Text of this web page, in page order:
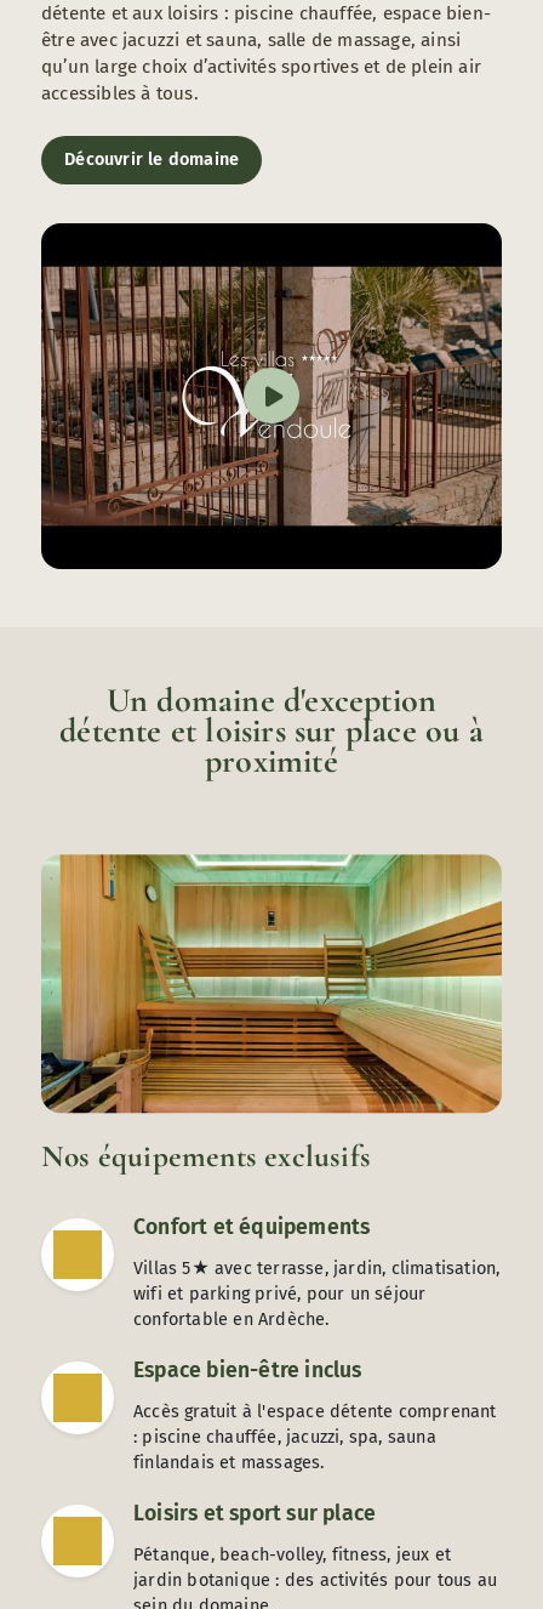
détente et aux loisirs : piscine chauffée, espace bien-
être avec jacuzzi et sauna, salle de massage, ainsi
qu’un large choix d’activités sportives et de plein air
accessibles à tous.
Découvrir le domaine
Un domaine d'exception
détente et loisirs sur place ou à
proximité
Nos équipements exclusifs
Confort et équipements
Villas 5★ avec terrasse, jardin, climatisation,
wifi et parking privé, pour un séjour
confortable en Ardèche.
Espace bien-être inclus
Accès gratuit à l'espace détente comprenant
: piscine chauffée, jacuzzi, spa, sauna
finlandais et massages.
Loisirs et sport sur place
Pétanque, beach-volley, fitness, jeux et
jardin botanique : des activités pour tous au